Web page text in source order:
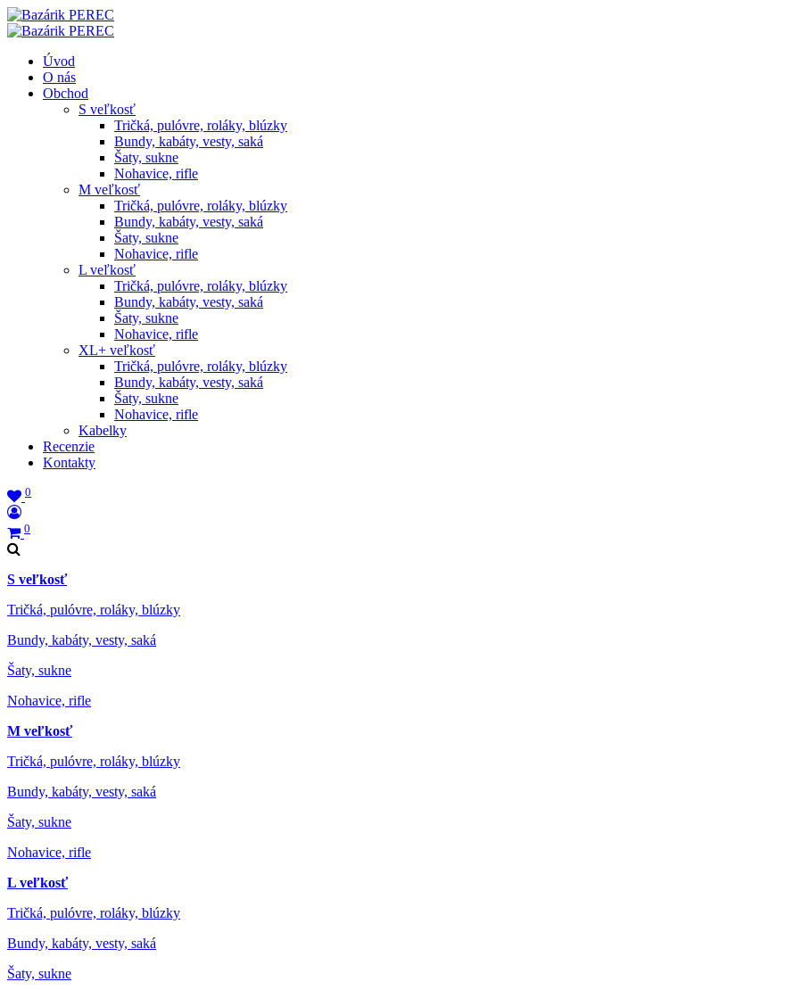
Úvod
O nás
Obchod
S veľkosť
Tričká, pulóvre, roláky, blúzky
Bundy, kabáty, vesty, saká
Šaty, sukne
Nohavice, rifle
M veľkosť
Tričká, pulóvre, roláky, blúzky
Bundy, kabáty, vesty, saká
Šaty, sukne
Nohavice, rifle
L veľkosť
Tričká, pulóvre, roláky, blúzky
Bundy, kabáty, vesty, saká
Šaty, sukne
Nohavice, rifle
XL+ veľkosť
Tričká, pulóvre, roláky, blúzky
Bundy, kabáty, vesty, saká
Šaty, sukne
Nohavice, rifle
Kabelky
Recenzie
Kontakty
0
0
S veľkosť
Tričká, pulóvre, roláky, blúzky
Bundy, kabáty, vesty, saká
Šaty, sukne
Nohavice, rifle
M veľkosť
Tričká, pulóvre, roláky, blúzky
Bundy, kabáty, vesty, saká
Šaty, sukne
Nohavice, rifle
L veľkosť
Tričká, pulóvre, roláky, blúzky
Bundy, kabáty, vesty, saká
Šaty, sukne